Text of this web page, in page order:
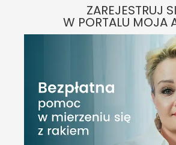
ZAREJESTRUJ
W PORTALU MOJA